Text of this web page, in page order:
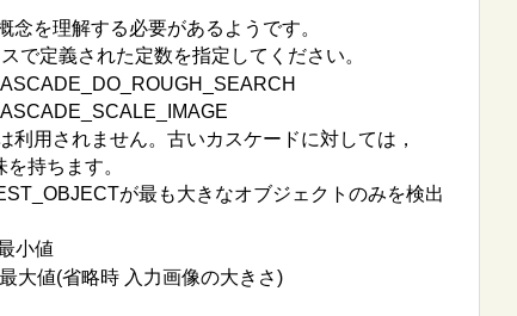
を理解する必要があるようです。
で定義された定数を指定してください。
用されません。 古いカスケードに対しては，
持ちます。
が最も大きなオブジェクトのみを検出
小値
大値(省略時 入力画像の大きさ)